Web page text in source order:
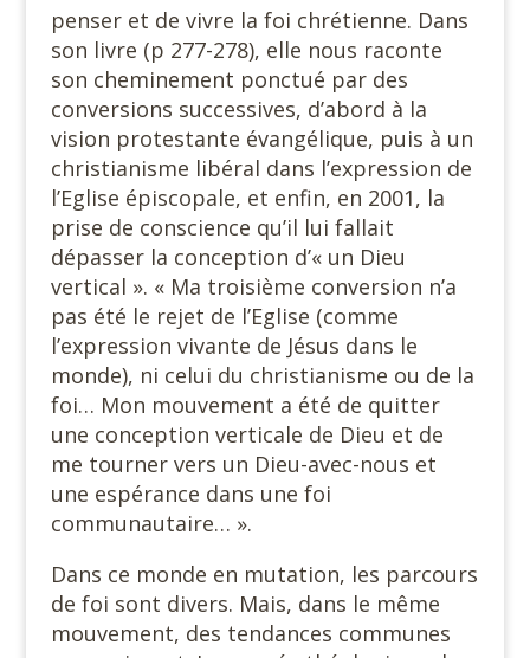
penser et de vivre la foi chrétienne. Dans
son livre (p 277-278), elle nous raconte
son cheminement ponctué par des
conversions successives, d’abord à la
vision protestante évangélique, puis à un
christianisme libéral dans l’expression de
l’Eglise épiscopale, et enfin, en 2001, la
prise de conscience qu’il lui fallait
dépasser la conception d’« un Dieu
vertical ». « Ma troisième conversion n’a
pas été le rejet de l’Eglise (comme
l’expression vivante de Jésus dans le
monde), ni celui du christianisme ou de la
foi… Mon mouvement a été de quitter
une conception verticale de Dieu et de
me tourner vers un Dieu-avec-nous et
une espérance dans une foi
communautaire… ».
Dans ce monde en mutation, les parcours
de foi sont divers. Mais, dans le même
mouvement, des tendances communes